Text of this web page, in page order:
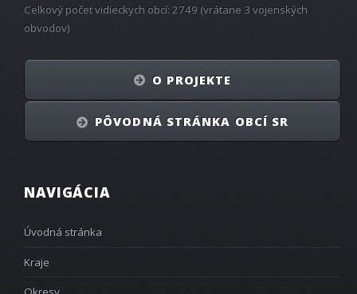
NAVIGÁCIA
Úvodná stránka
Kraje
Celkový počet vidieckych obcí: 2749 (vrátane 3 vojenských
obvodov)
O PROJEKTE
PÔVODNÁ STRÁNKA OBCÍ SR